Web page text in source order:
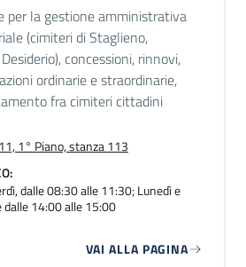
per la gestione amministrativa
(cimiteri di Staglieno,
concessioni, rinnovi,
ordinarie e straordinarie,
fra cimiteri cittadini
1° Piano, stanza 113
dalle 08:30 alle 11:30; Lunedì e
dalle 14:00 alle 15:00
VAI ALLA PAGINA